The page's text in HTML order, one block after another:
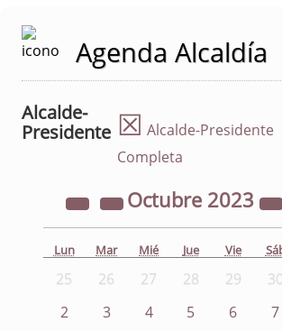
Agenda Alcaldía
Alcalde-
Presidente ☒ Alcalde-Presidente
Completa
Octubre 2023
Lun Mar Mié Jue Vie
25 26 27 28 29 30
2
3 4 5 6 7